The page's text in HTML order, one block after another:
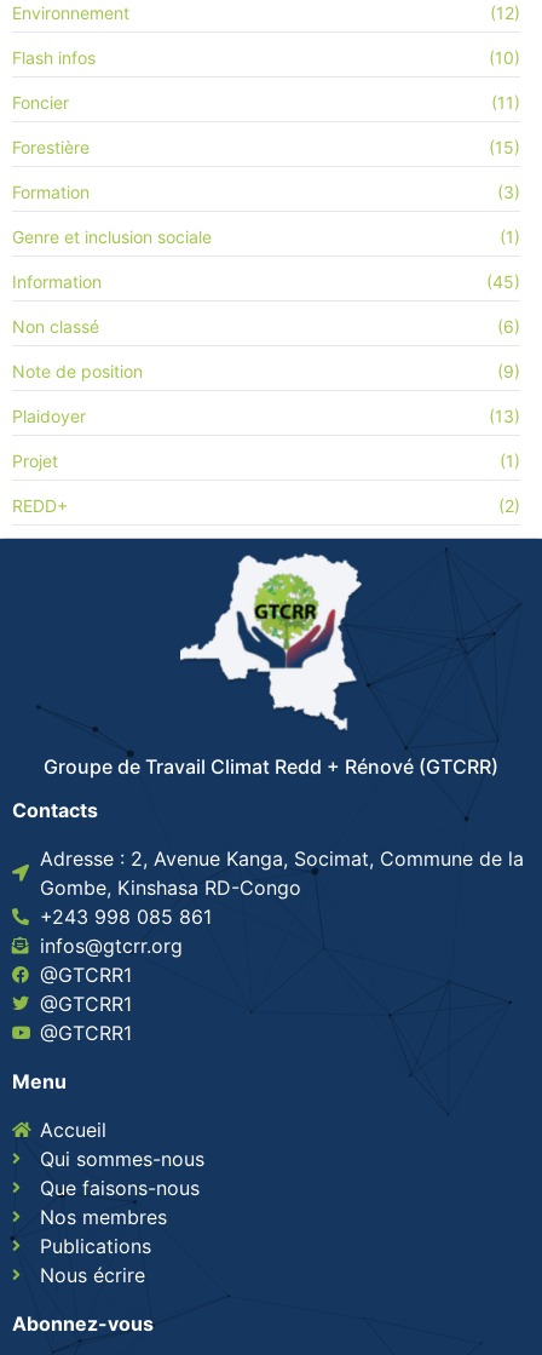
Environnement (12)
Flash infos (10)
Foncier (11)
Forestière (15)
Formation (3)
Genre et inclusion sociale (1)
Information (45)
Non classé (6)
Note de position (9)
Plaidoyer (13)
Projet (1)
REDD+ (2)
Groupe de Travail Climat Redd + Rénové (GTCRR)
Contacts
Adresse : 2, Avenue Kanga, Socimat, Commune de la
Gombe, Kinshasa RD-Congo
+243 998 085 861
infos@gtcrr.org
@GTCRR1
@GTCRR1
@GTCRR1
Menu
Accueil
Qui sommes-nous
Que faisons-nous
Nos membres
Publications
Nous écrire
Abonnez-vous